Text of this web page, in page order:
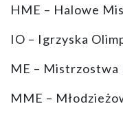
HME – Halowe
IO – Igrzyska
ME – Mistrzostwa
MME –